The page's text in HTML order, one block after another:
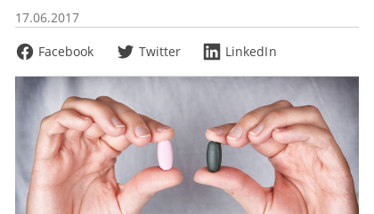
17.06.2017
Facebook
Twitter LinkedIn